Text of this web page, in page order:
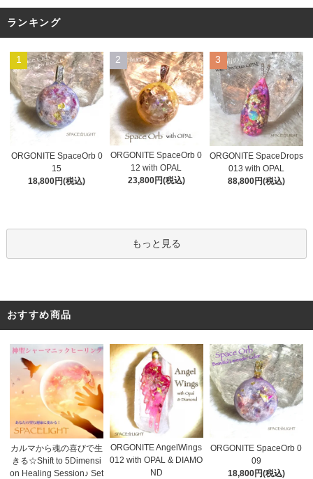
ランキング
1
ORGONITE SpaceOrb 0
15
18,800円(税込)
2
ORGONITE SpaceOrb 0
12 with OPAL
23,800円(税込)
3
ORGONITE SpaceDrops
013 with OPAL
88,800円(税込)
もっと見る
おすすめ商品
カルマから魂の喜びで生
きる☆Shift to 5Dimensi
on Healing Session♪ Set
ORGONITE AngelWings
012 with OPAL & DIAMO
ND
ORGONITE SpaceOrb 0
09
18,800円(税込)